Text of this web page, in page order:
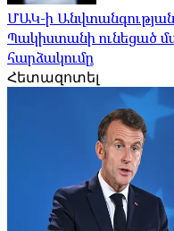
ՄԱԿ-ի
Պակիստանի ունեցած
հարձակումը
Հետազոտել